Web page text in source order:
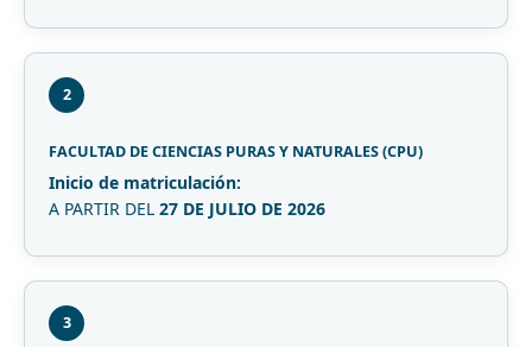
2
FACULTAD DE CIENCIAS PURAS Y NATURALES (CPU)
Inicio de matriculación:
A PARTIR DEL 27 DE JULIO DE 2026
3